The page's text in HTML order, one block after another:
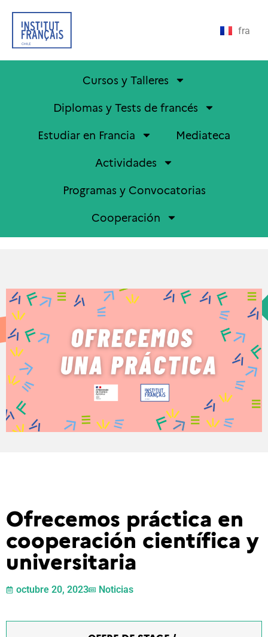
fra
Cursos y Talleres
Diplomas y Tests de francés
Estudiar en Francia
Mediateca
Actividades
Programas y Convocatorias
Cooperación
Ofrecemos práctica en
cooperación científica y
universitaria
octubre 20, 2023 Noticias